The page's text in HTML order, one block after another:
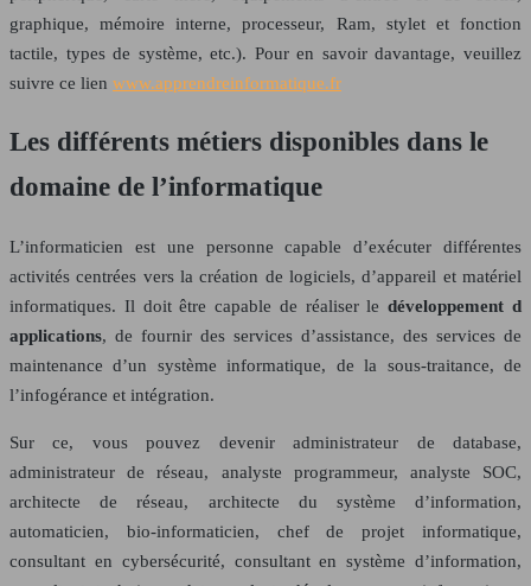
graphique, mémoire interne, processeur, Ram, stylet et fonction
tactile, types de système, etc.). Pour en savoir davantage, veuillez
suivre ce lien www.apprendreinformatique.fr
Les différents métiers disponibles dans le
domaine de l’informatique
L’informaticien est une personne capable d’exécuter différentes
activités centrées vers la création de logiciels, d’appareil et matériel
informatiques. Il doit être capable de réaliser ledéveloppement d
applications, de fournir des services d’assistance, des services de
maintenance d’un système informatique, de la sous-traitance, de
l’infogérance et intégration.
Sur ce, vous pouvez devenir administrateur de database,
administrateur de réseau, analyste programmeur, analyste SOC,
architecte de réseau, architecte du système d’information,
automaticien, bio-informaticien, chef de projet informatique,
consultant en cybersécurité, consultant en système d’information,